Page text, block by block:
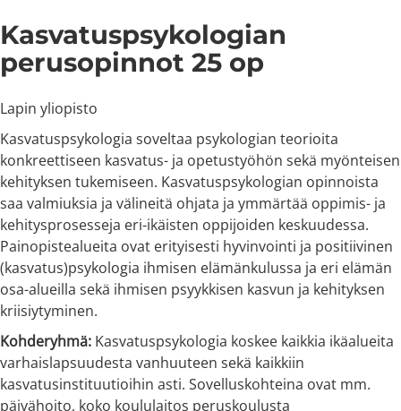
Kasvatuspsykologian
perusopinnot 25 op
Lapin yliopisto
Kasvatuspsykologia soveltaa psykologian teorioita
konkreettiseen kasvatus- ja opetustyöhön sekä myönteisen
kehityksen tukemiseen. Kasvatuspsykologian opinnoista
saa valmiuksia ja välineitä ohjata ja ymmärtää oppimis- ja
kehitysprosesseja eri-ikäisten oppijoiden keskuudessa.
Painopistealueita ovat erityisesti hyvinvointi ja positiivinen
(kasvatus)psykologia ihmisen elämänkulussa ja eri elämän
osa-alueilla sekä ihmisen psyykkisen kasvun ja kehityksen
kriisiytyminen.
Kohderyhmä: Kasvatuspsykologia koskee kaikkia ikäalueita
varhaislapsuudesta vanhuuteen sekä kaikkiin
kasvatusinstituutioihin asti. Sovelluskohteina ovat mm.
päivähoito, koko koululaitos peruskoulusta